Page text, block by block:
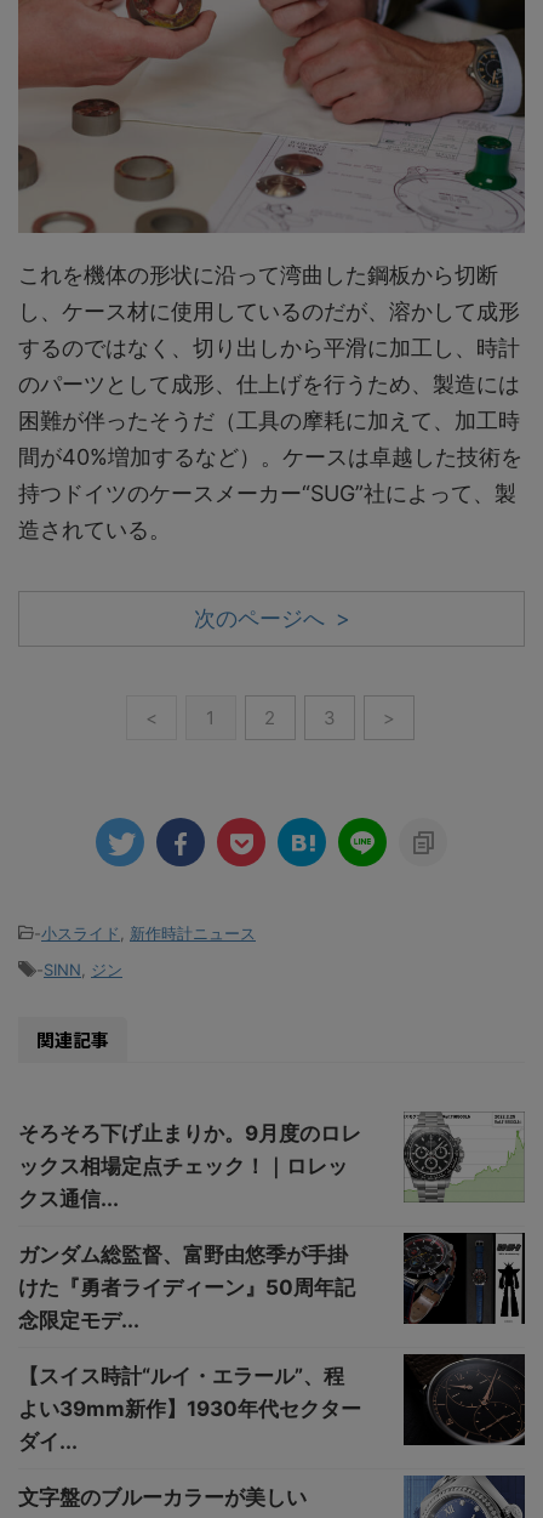
これを機体の形状に沿って湾曲した鋼板から切断
し、ケース材に使用しているのだが、溶かして成形
するのではなく、切り出しから平滑に加工し、時計
のパーツとして成形、仕上げを行うため、製造には
困難が伴ったそうだ（工具の摩耗に加えて、加工時
間が40%増加するなど）。ケースは卓越した技術を
持つドイツのケースメーカー“SUG”社によって、製
造されている。
次のページへ >
< 1 2 3 >
-小スライド
新作時計ニュース
-SINN ジン
関連記事
そろそろ下げ止まりか。9月度のロレ
ックス相場定点チェック！｜ロレッ
クス通信...
ガンダム総監督、富野由悠季が手掛
けた『勇者ライディーン』50周年記
念限定モデ...
【スイス時計“ルイ・エラール”、程
よい39mm新作】1930年代セクター
ダイ...
文字盤のブルーカラーが美しい